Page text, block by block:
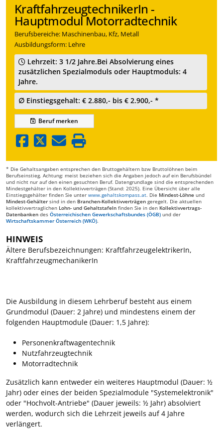
KraftfahrzeugtechnikerIn -
Hauptmodul Motorradtechnik
Berufsbereiche: Maschinenbau, Kfz, Metall
Ausbildungsform: Lehre
Lehrzeit: 3 1/2 Jahre.Bei Absolvierung eines
zusätzlichen Spezialmoduls oder Hauptmoduls: 4
Jahre.
∅ Einstiegsgehalt: € 2.880,- bis € 2.900,- *
Berufmerken
* Die Gehaltsangaben entsprechen den Bruttogehältern bzw Bruttolöhnen beim
Berufseinstieg. Achtung: meist beziehen sich die Angaben jedoch auf ein Berufsbündel
und nicht nur auf den einen gesuchten Beruf. Datengrundlage sind die entsprechenden
Mindestgehälter in den Kollektivverträgen (Stand: 2025). Eine Übersicht über alle
Einstiegsgehälter finden Sie unter www.gehaltskompass.at. Die Mindest-Löhne und
Mindest-Gehälter sind in den Branchen-Kollektivverträgen geregelt. Die aktuellen
kollektivvertraglichen Lohn- und Gehaltstafeln finden Sie in den Kollektivvertrags-
Datenbanken des Österreichischen Gewerkschaftsbundes (ÖGB) und der
Wirtschaftskammer Österreich (WKÖ).
HINWEIS
Ältere Berufsbezeichnungen: KraftfahrzeugelektrikerIn,
KraftfahrzeugmechanikerIn
Die Ausbildung in diesem Lehrberuf besteht aus einem
Grundmodul (Dauer: 2 Jahre) und mindestens einem der
folgenden Hauptmodule (Dauer: 1,5 Jahre):
Personenkraftwagentechnik
Nutzfahrzeugtechnik
Motorradtechnik
Zusätzlich kann entweder ein weiteres Hauptmodul (Dauer: ½
Jahr) oder eines der beiden Spezialmodule "Systemelektronik"
oder "Hochvolt-Antriebe" (Dauer jeweils: ½ Jahr) absolviert
werden, wodurch sich die Lehrzeit jeweils auf 4 Jahre
verlängert.